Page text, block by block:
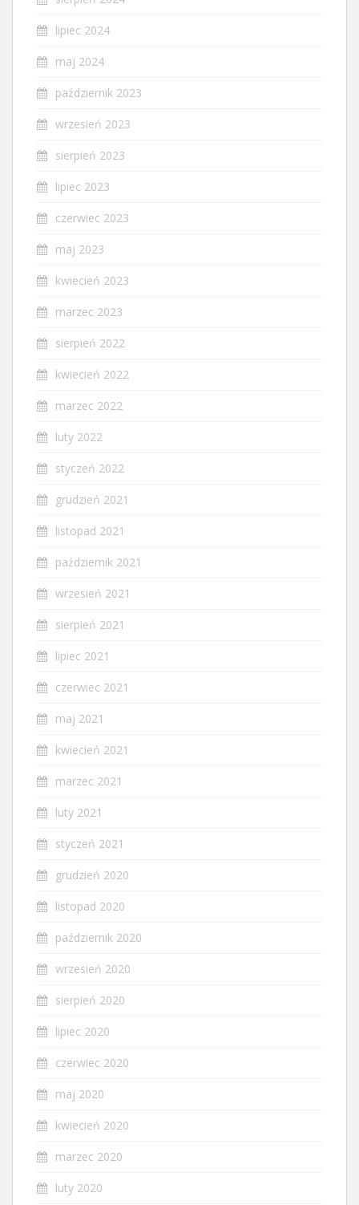
lipiec 2024
maj 2024
październik 2023
wrzesień 2023
sierpień 2023
lipiec 2023
czerwiec 2023
maj 2023
kwiecień 2023
marzec 2023
sierpień 2022
kwiecień 2022
marzec 2022
luty 2022
styczeń 2022
grudzień 2021
listopad 2021
październik 2021
wrzesień 2021
sierpień 2021
lipiec 2021
czerwiec 2021
maj 2021
kwiecień 2021
marzec 2021
luty 2021
styczeń 2021
grudzień 2020
listopad 2020
październik 2020
wrzesień 2020
sierpień 2020
lipiec 2020
czerwiec 2020
maj 2020
kwiecień 2020
marzec 2020
luty 2020